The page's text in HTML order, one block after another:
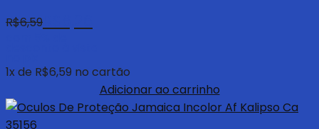
1x de R$6,59 no cartão
R$6,59
Adicionar ao carrinho